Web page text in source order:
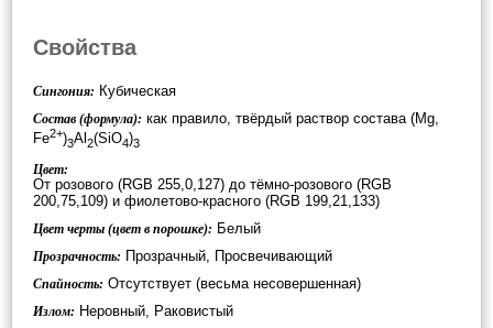
Свойства
Сингония: Кубическая
Состав (формула): как правило, твёрдый раствор состава (Mg,
Fe2+)3Al 2(SiO4)3
Цвет:
От розового (RGB 255,0,127) до тёмно-розового (RGB
200,75,109) и фиолетово-красного (RGB 199,21,133)
Цвет черты (цвет в порошке): Белый
Прозрачность: Прозрачный, Просвечивающий
Спайность: Отсутствует (весьма несовершенная)
Излом: Неровный, Раковистый